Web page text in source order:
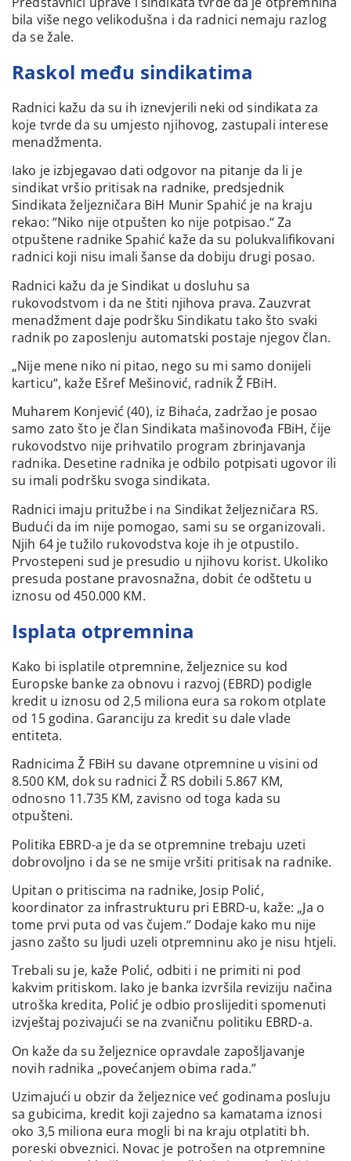
bila više nego velikodušna i da radnici nemaju razlog
da se žale.
Raskol među sindikatima
Radnici kažu da su ih iznevjerili neki od sindikata za
koje tvrde da su umjesto njihovog, zastupali interese
menadžmenta.
Iako je izbjegavao dati odgovor na pitanje da li je
sindikat vršio pritisak na radnike, predsjednik
Sindikata željezničara BiH Munir Spahić je na kraju
rekao: “Niko nije otpušten ko nije potpisao.“ Za
otpuštene radnike Spahić kaže da su polukvalifikovani
radnici koji nisu imali šanse da dobiju drugi posao.
Radnici kažu da je Sindikat u dosluhu sa
rukovodstvom i da ne štiti njihova prava. Zauzvrat
menadžment daje podršku Sindikatu tako što svaki
radnik po zaposlenju automatski postaje njegov član.
„Nije mene niko ni pitao, nego su mi samo donijeli
karticu“, kaže Ešref Mešinović, radnik Ž FBiH.
Muharem Konjević (40), iz Bihaća, zadržao je posao
samo zato što je član Sindikata mašinovođa FBiH, čije
rukovodstvo nije prihvatilo program zbrinjavanja
radnika. Desetine radnika je odbilo potpisati ugovor ili
su imali podršku svoga sindikata.
Radnici imaju pritužbe i na Sindikat željezničara RS.
Budući da im nije pomogao, sami su se organizovali.
Njih 64 je tužilo rukovodstva koje ih je otpustilo.
Prvostepeni sud je presudio u njihovu korist. Ukoliko
presuda postane pravosnažna, dobit će odštetu u
iznosu od 450.000 KM.
Isplata otpremnina
Kako bi isplatile otpremnine, željeznice su kod
Europske banke za obnovu i razvoj (EBRD) podigle
kredit u iznosu od 2,5 miliona eura sa rokom otplate
od 15 godina. Garanciju za kredit su dale vlade
entiteta.
Radnicima Ž FBiH su davane otpremnine u visini od
8.500 KM, dok su radnici Ž RS dobili 5.867 KM,
odnosno 11.735 KM, zavisno od toga kada su
otpušteni.
Politika EBRD-a je da se otpremnine trebaju uzeti
dobrovoljno i da se ne smije vršiti pritisak na radnike.
Upitan o pritiscima na radnike, Josip Polić,
koordinator za infrastrukturu pri EBRD-u, kaže: „Ja o
tome prvi puta od vas čujem.“ Dodaje kako mu nije
jasno zašto su ljudi uzeli otpremninu ako je nisu htjeli.
Trebali su je, kaže Polić, odbiti i ne primiti ni pod
kakvim pritiskom. Iako je banka izvršila reviziju načina
utroška kredita, Polić je odbio proslijediti spomenuti
izvještaj pozivajući se na zvaničnu politiku EBRD-a.
On kaže da su željeznice opravdale zapošljavanje
novih radnika „povećanjem obima rada.”
Uzimajući u obzir da željeznice već godinama posluju
sa gubicima, kredit koji zajedno sa kamatama iznosi
oko 3,5 miliona eura mogli bi na kraju otplatiti bh.
poreski obveznici. Novac je potrošen na otpremnine